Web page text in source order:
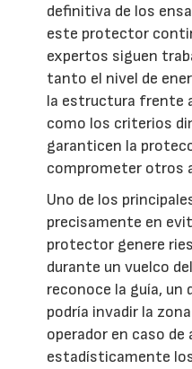
definitiva de los
este protector
expertos siguen
tanto el nivel de
la estructura frente
como los criterios
garanticen la
comprometer otros
Uno de los
precisamente en
protector genere
durante un vuelco
reconoce la guía, un
podría invadir la
operador en caso de
estadísticamente